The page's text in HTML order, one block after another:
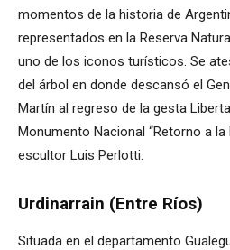
momentos de la historia de
representados en la Reserva
uno de los iconos turísticos. Se
del árbol en donde descansó el
Martín al regreso de la gesta
Monumento Nacional “Retorno a la
escultor Luis Perlotti.
Urdinarrain (Entre Ríos)
Situada en el departamento